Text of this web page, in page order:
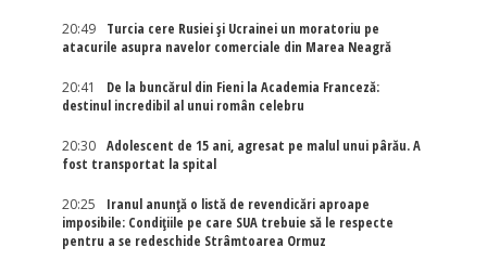
20:49
Turcia cere Rusiei și Ucrainei un moratoriu pe
atacurile asupra navelor comerciale din Marea Neagră
20:41
De la buncărul din Fieni la Academia Franceză:
destinul incredibil al unui român celebru
20:30
Adolescent de 15 ani, agresat pe malul unui pârău. A
fost transportat la spital
20:25
Iranul anunță o listă de revendicări aproape
imposibile: Condițiile pe care SUA trebuie să le respecte
pentru a se redeschide Strâmtoarea Ormuz